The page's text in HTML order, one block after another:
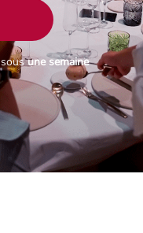
sousune semaine